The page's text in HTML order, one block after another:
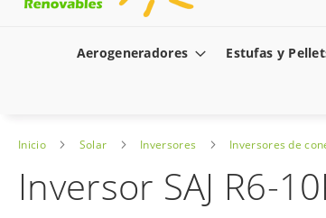
Aerogeneradores Estufas y
Inicio Solar Inversores Inversores de
Inversor SAJ R6-